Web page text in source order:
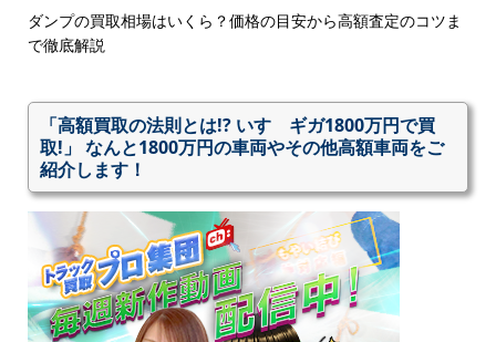
ダンプの買取相場はいくら？価格の目安から高額査定のコツま
で徹底解説
「高額買取の法則とは!? いすゞギガ1800万円で買
取!」 なんと1800万円の車両やその他高額車両をご
紹介します！